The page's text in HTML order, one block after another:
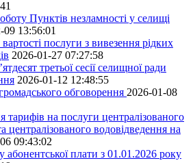
Пунктів незламності у селищі
09 13:56:01
послуги з вивезення рідких
2026-01-27 07:27:58
третьої сесії селищної ради
2026-01-12 12:48:55
обговорення 2026-01-08
тарифів на послуги централізованого
централізованого водовідведення на
09:43:02
абонентської плати з 01.01.2026 року